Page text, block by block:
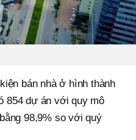
bán nhà ở hình thành
854 dự án với quy mô
98,9% so với quý